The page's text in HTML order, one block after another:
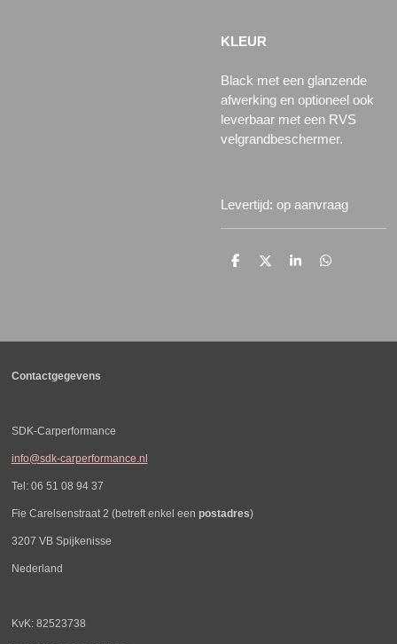
KLEUR
Black met een glanzende
afwerking en optioneel ook
leverbaar met een RVS
velgrandbeschermer.
Levertijd: op aanvraag
D
D
S
D
Contactgegevens
SDK-Carperformance
info@sdk-carperformance.nl
Tel: 06 51 08 94 37
Fie Carelsenstraat 2 (betreft enkel een postadres)
3207 VB Spijkenisse
Nederland
KvK: 82523738